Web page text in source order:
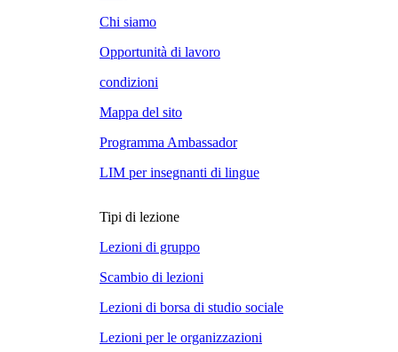
Chi siamo
Opportunità di lavoro
condizioni
Mappa del sito
Programma Ambassador
LIM per insegnanti di lingue
Tipi di lezione
Lezioni di gruppo
Scambio di lezioni
Lezioni di borsa di studio sociale
Lezioni per le organizzazioni